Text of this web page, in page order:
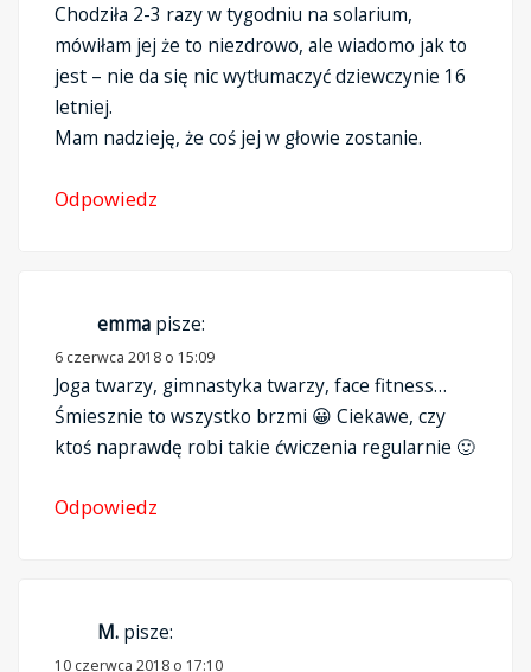
Chodziła 2-3 razy w tygodniu na solarium,
mówiłam jej że to niezdrowo, ale wiadomo jak to
jest – nie da się nic wytłumaczyć dziewczynie 16
letniej.
Mam nadzieję, że coś jej w głowie zostanie.
Odpowiedz
emma pisze:
6 czerwca 2018 o 15:09
Joga twarzy, gimnastyka twarzy, face fitness…
Śmiesznie to wszystko brzmi 😀 Ciekawe, czy
ktoś naprawdę robi takie ćwiczenia regularnie 🙂
Odpowiedz
M. pisze:
10 czerwca 2018 o 17:10